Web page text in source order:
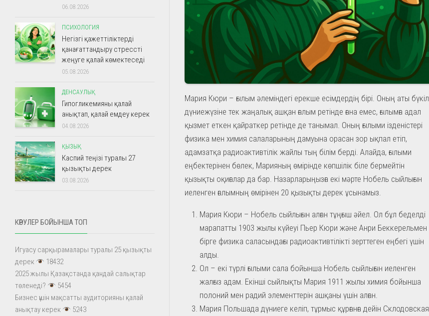
Мария Кюри – ғылым әлеміндегі ерекше есімдердің бірі. Оның аты бүкіл
дүниежүзіне тек жаңалық ашқан ғалым ретінде ғана емес, ғылымға адал
қызмет еткен қайраткер ретінде де танымал. Оның ғылыми ізденістері
физика мен химия салаларының дамуына орасан зор ықпал етіп,
адамзатқа радиоактивтілік жайлы тың білім берді. Алайда, ғылыми
еңбектерінен бөлек, Марияның өмірінде көпшілік біле бермейтін
қызықты оқиғалар да бар. Назарларыңызға екі мәрте Нобель сыйлығын
иеленген ғалымның өмірінен 20 қызықты дерек ұсынамыз.
Мария Кюри – Нобель сыйлығын алған тұңғыш әйел. Ол бұл беделді
марапатты 1903 жылы күйеуі Пьер Кюри және Анри Беккерельмен
бірге физика саласындағы радиоактивтілікті зерттеген еңбегі үшін
алды.
Ол – екі түрлі ғылыми сала бойынша Нобель сыйлығын иеленген
жалғыз адам. Екінші сыйлықты Мария 1911 жылы химия бойынша
полоний мен радий элементтерін ашқаны үшін алған.
Мария Польшада дүниеге келіп, тұрмыс құрғанға дейін Склодовская
06.08.2026
ПСИХОЛОГИЯ
Негізгі қажеттіліктерді
қанағаттандыру стрессті
жеңуге қалай көмектеседі
05.08.2026
ДЕНСАУЛЫҚ
Гипогликемияны қалай
анықтап, қалай емдеу керек
04.08.2026
ҚЫЗЫҚ
Каспий теңізі туралы 27
қызықты дерек
03.08.2026
КӨРУЛЕР БОЙЫНША ТОП
Игуасу сарқырамалары туралы 25 қызықты
дерек
18432
2025 жылы Қазақстанда қандай салықтар
төленеді?
5454
Бизнес үшін мақсатты аудиторияны қалай
анықтау керек
5243